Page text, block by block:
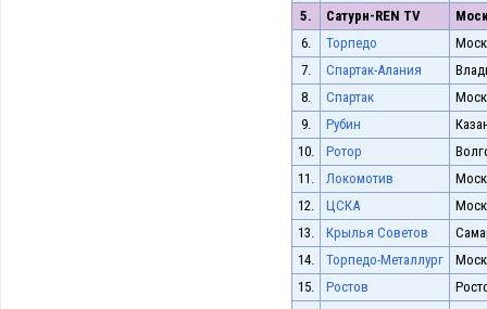
5.
Сатурн-REN TV
6.
Торпедо
7.
Спартак-Алания
8.
Спартак
9.
Рубин
10.
Ротор
11.
Локомотив
12.
ЦСКА
13.
Крылья Советов
14.
Торпедо-Металлург
15.
Ростов